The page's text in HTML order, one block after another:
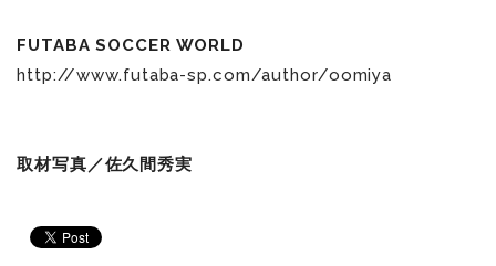
FUTABA SOCCER WORLD
http://www.futaba-sp.com/author/oomiya
取材写真／佐久間秀実